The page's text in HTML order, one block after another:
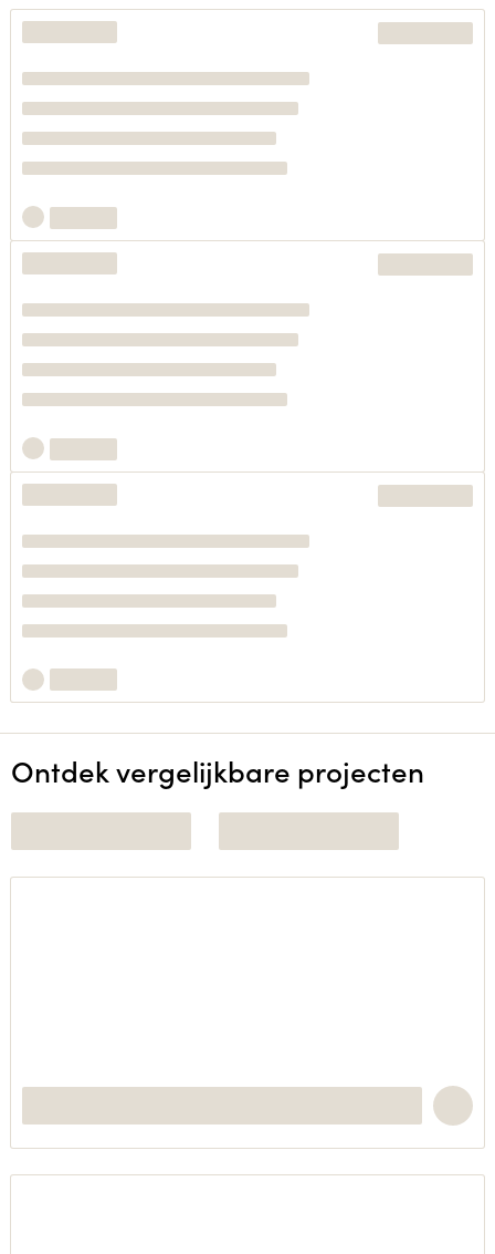
Ontdek vergelijkbare projecten